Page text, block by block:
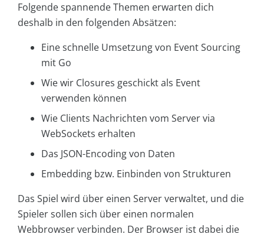
Folgende spannende Themen erwarten dich
deshalb in den folgenden Absätzen:
Eine schnelle Umsetzung von Event Sourcing
mit Go
Wie wir Closures geschickt als Event
verwenden können
Wie Clients Nachrichten vom Server via
WebSockets erhalten
Das JSON-Encoding von Daten
Embedding bzw. Einbinden von Strukturen
Das Spiel wird über einen Server verwaltet, und die
Spieler sollen sich über einen normalen
Webbrowser verbinden. Der Browser ist dabei die